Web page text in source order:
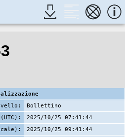
Bollettino
2025/10/25 07:41:44
2025/10/25 09:41:44